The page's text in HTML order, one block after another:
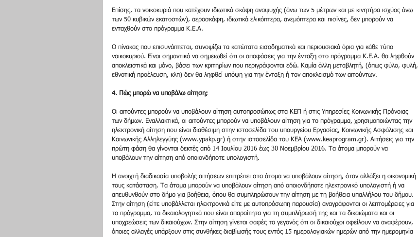
Επίσης, τα νοικοκυριά που κατέχουν ιδιωτικά σκάφη αναψυχής (άνω των 5 μέτρων και με κινητήρα ισχύος άνω
των 50 κυβικών εκατοστών), αεροσκάφη, ιδιωτικά ελικόπτερα, ανεμόπτερα και πισίνες, δεν μπορούν να
ενταχθούν στο πρόγραμμα Κ.Ε.Α.
Ο πίνακας που επισυνάπτεται, συνοψίζει τα κατώτατα εισοδηματικά και περιουσιακά όρια για κάθε τύπο
νοικοκυριού. Είναι σημαντικό να σημειωθεί ότι οι αποφάσεις για την ένταξη στο πρόγραμμα Κ.Ε.Α. θα ληφθούν
αποκλειστικά και μόνο, βάσει των κριτηρίων που περιγράφονται εδώ. Καμία άλλη μεταβλητή, (όπως φύλο, φυλή,
εθνοτική προέλευση, κλπ) δεν θα ληφθεί υπόψη για την ένταξη ή τον αποκλεισμό των αιτούντων.
4. Πώς μπορώ να υποβάλω αίτηση;
Οι αιτούντες μπορούν να υποβάλουν αίτηση αυτοπροσώπως στα ΚΕΠ ή στις Υπηρεσίες Κοινωνικής Πρόνοιας
των δήμων. Εναλλακτικά, οι αιτούντες μπορούν να υποβάλουν αίτηση για το πρόγραμμα, χρησιμοποιώντας την
ηλεκτρονική αίτηση που είναι διαθέσιμη στην ιστοσελίδα του υπουργείου Εργασίας, Κοινωνικής Ασφάλισης και
Κοινωνικής Αλληλεγγύης (www.ypakp.gr) ή στην ιστοσελίδα του ΚΕΑ (www.keaprogram.gr). Αιτήσεις για την
πρώτη φάση θα γίνονται δεκτές από 14 Ιουλίου 2016 έως 30 Νοεμβρίου 2016. Τα άτομα μπορούν να
υποβάλουν την αίτηση από οποιονδήποτε υπολογιστή.
Η ανοιχτή διαδικασία υποβολής αιτήσεων επιτρέπει στα άτομα να υποβάλουν αίτηση, όταν αλλάξει η οικονομική
τους κατάσταση. Τα άτομα μπορούν να υποβάλουν αίτηση από οποιονδήποτε ηλεκτρονικό υπολογιστή ή να
απευθυνθούν στο δήμο για βοήθεια, όπου θα συμπληρώσουν την αίτηση με τη βοήθεια υπαλλήλου του δήμου.
Στην αίτηση (είτε υποβάλλεται ηλεκτρονικά είτε με αυτοπρόσωπη παρουσία) αναγράφονται οι λεπτομέρειες για
το πρόγραμμα, τα δικαιολογητικά που είναι απαραίτητα για τη συμπλήρωσή της και τα δικαιώματα και οι
υποχρεώσεις των δικαιούχων. Στην αίτηση γίνεται σαφές το γεγονός ότι οι δικαιούχοι οφείλουν να αναφέρουν,
όποιες αλλαγές υπάρξουν στις συνθήκες διαβίωσής τους εντός 15 ημερολογιακών ημερών από την ημερομηνία